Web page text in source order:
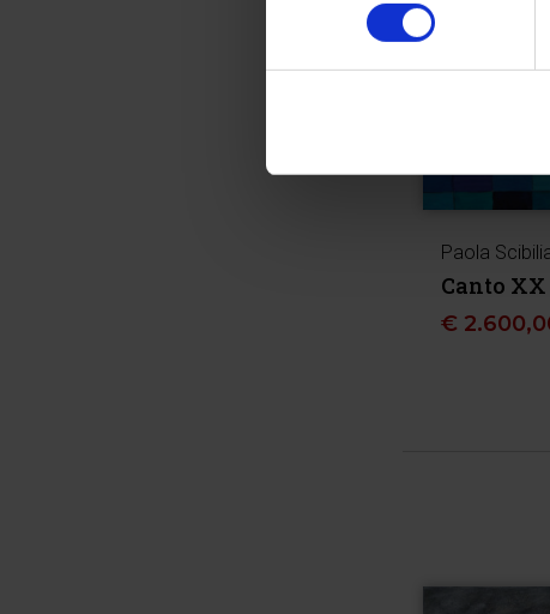
Paola
Canto
€